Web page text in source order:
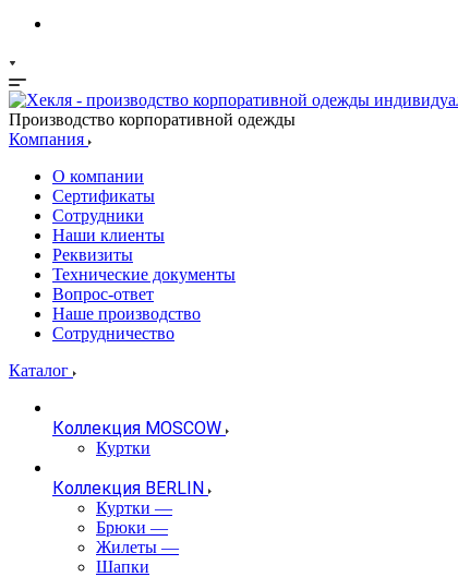
Производство корпоративной одежды
Компания
О компании
Сертификаты
Сотрудники
Наши клиенты
Реквизиты
Технические документы
Вопрос-ответ
Наше производство
Сотрудничество
Каталог
Коллекция MOSCOW
Куртки
Коллекция BERLIN
Куртки —
Брюки —
Жилеты —
Шапки